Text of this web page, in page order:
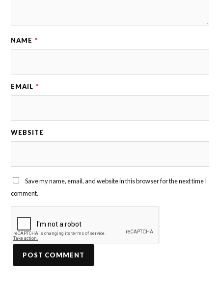
NAME *
EMAIL *
WEBSITE
Save my name, email, and website in this browser for the next time I
comment.